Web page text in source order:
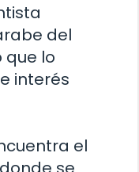
del
que lo
interés
el